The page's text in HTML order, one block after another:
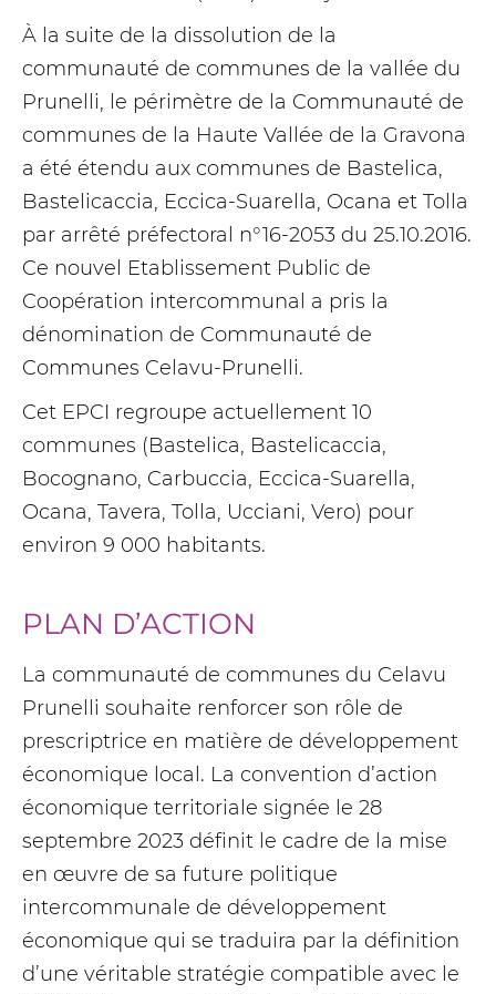
À la suite de la dissolution de la
communauté de communes de la vallée du
Prunelli, le périmètre de la Communauté de
communes de la Haute Vallée de la Gravona
a été étendu aux communes de Bastelica,
Bastelicaccia, Eccica-Suarella, Ocana et Tolla
par arrêté préfectoral n°16-2053 du 25.10.2016.
Ce nouvel Etablissement Public de
Coopération intercommunal a pris la
dénomination de Communauté de
Communes Celavu-Prunelli.
Cet EPCI regroupe actuellement 10
communes (Bastelica, Bastelicaccia,
Bocognano, Carbuccia, Eccica-Suarella,
Ocana, Tavera, Tolla, Ucciani, Vero) pour
environ 9 000 habitants.
PLAN D’ACTION
La communauté de communes du Celavu
Prunelli souhaite renforcer son rôle de
prescriptrice en matière de développement
économique local. La convention d’action
économique territoriale signée le 28
septembre 2023 définit le cadre de la mise
en œuvre de sa future politique
intercommunale de développement
économique qui se traduira par la définition
d’une véritable stratégie compatible avec le